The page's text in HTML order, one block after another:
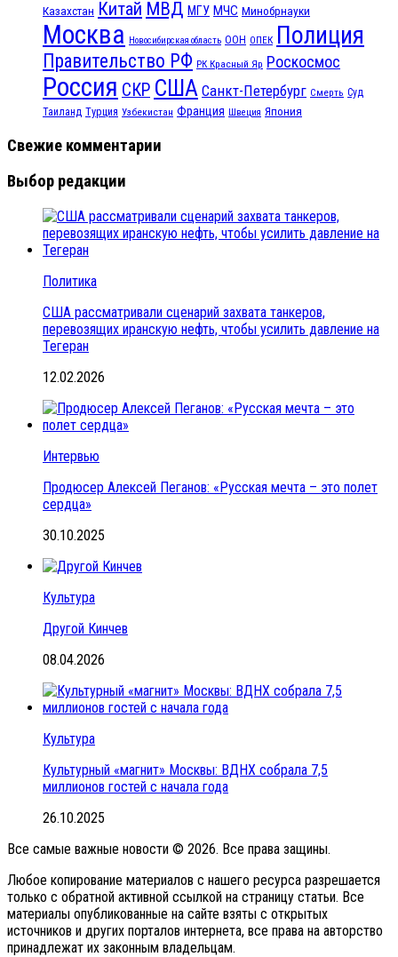
Казахстан Китай МВД МГУ МЧС Минобрнауки
Москва Новосибирская область ООН ОПЕК Полиция
Правительство РФ РК Красный Яр Роскосмос
Россия СКР США Санкт-Петербург Смерть Суд
Таиланд Турция Узбекистан Франция Швеция Япония
Свежие комментарии
Выбор редакции
Политика
США рассматривали сценарий захвата танкеров,
перевозящих иранскую нефть, чтобы усилить давление на
Тегеран
12.02.2026
Интервью
Продюсер Алексей Пеганов: «Русская мечта – это полет
сердца»
30.10.2025
Культура
Другой Кинчев
08.04.2026
Культура
Культурный «магнит» Москвы: ВДНХ собрала 7,5
миллионов гостей с начала года
26.10.2025
Все самые важные новости © 2026. Все права защины.
Любое копирование материалов с нашего ресурса разрешается
только с обратной активной ссылкой на страницу статьи. Все
материалы опубликованные на сайте взяты с открытых
источников и других порталов интернета, все права на авторство
принадлежат их законным владельцам.